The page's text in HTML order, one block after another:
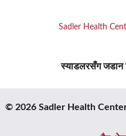
Sadler Health
स्याडलरसँग जडान
© 2026 Sadler Health Center.